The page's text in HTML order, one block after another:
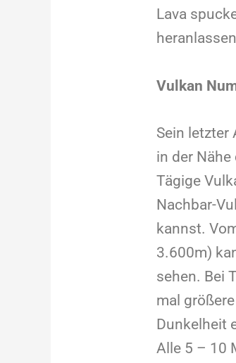
Lava
Vulkan
Sein letzter
in der
Tägige
Nachbar-
kannst.
3.600m)
sehen. Bei
mal
Dunkelheit
Alle 5 – 10